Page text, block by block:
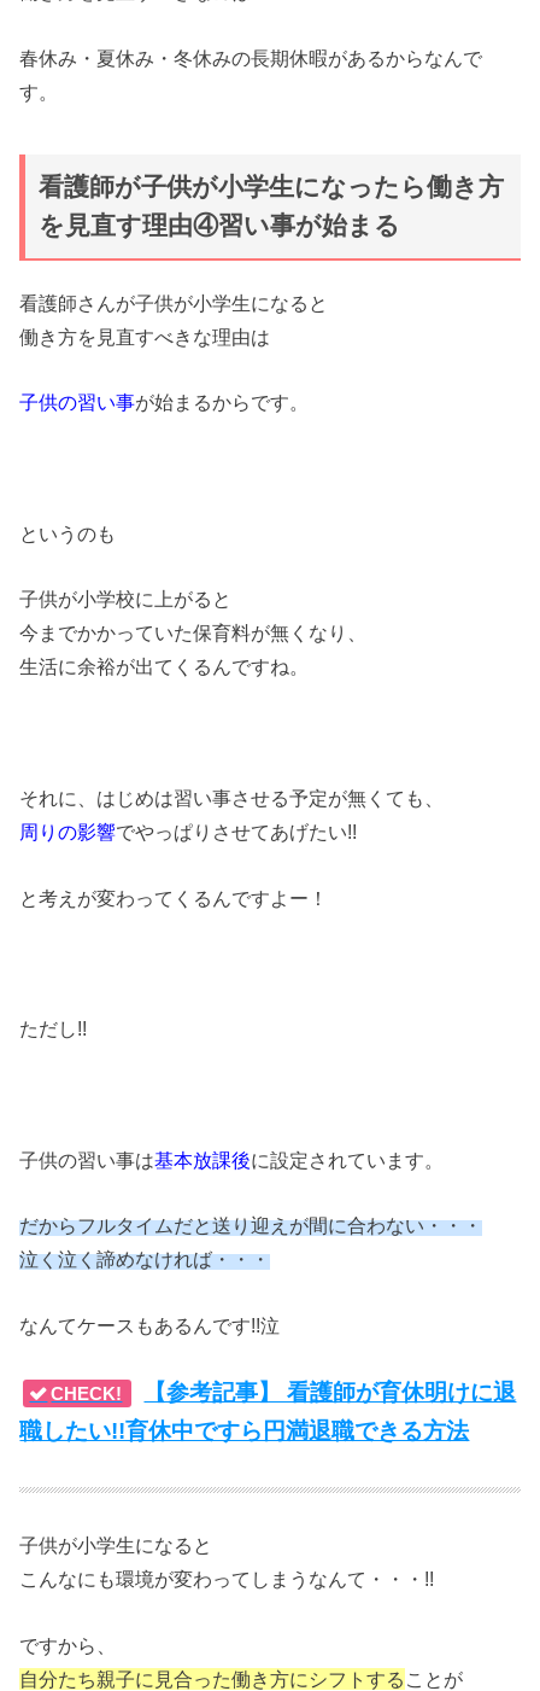
春休み・夏休み・冬休みの長期休暇があるからなんで
す。
看護師が子供が小学生になったら働き方
を見直す理由④習い事が始まる
看護師さんが子供が小学生になると
働き方を見直すべきな理由は
子供の習い事が始まるからです。
というのも
子供が小学校に上がると
今までかかっていた保育料が無くなり、
生活に余裕が出てくるんですね。
それに、はじめは習い事させる予定が無くても、
周りの影響でやっぱりさせてあげたい!!
と考えが変わってくるんですよー！
ただし!!
子供の習い事は基本放課後に設定されています。
だからフルタイムだと送り迎えが間に合わない・・・
泣く泣く諦めなければ・・・
なんてケースもあるんです!!泣
CHECK!
【参考記事】 看護師が育休明けに退
職したい!!育休中ですら円満退職できる方法
子供が小学生になると
こんなにも環境が変わってしまうなんて・・・!!
ですから、
自分たち親子に見合った働き方にシフトする ことが